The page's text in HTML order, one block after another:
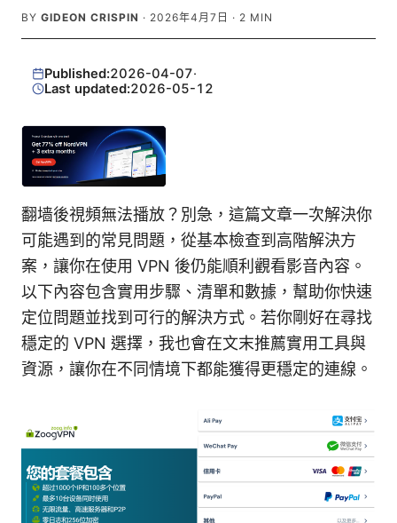
BY GIDEON CRISPIN · 2026年4月7日 · 2 MIN
Published:2026-04-07·
Last updated:2026-05-12
翻墙後視頻無法播放？別急，這篇文章一次解決你
可能遇到的常見問題，從基本檢查到高階解決方
案，讓你在使用 VPN 後仍能順利觀看影音內容。
以下內容包含實用步驟、清單和數據，幫助你快速
定位問題並找到可行的解決方式。若你剛好在尋找
穩定的 VPN 選擇，我也會在文末推薦實用工具與
資源，讓你在不同情境下都能獲得更穩定的連線。